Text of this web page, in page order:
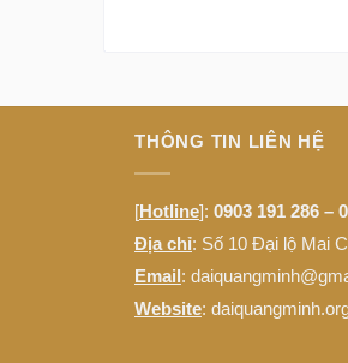
THÔNG TIN LIÊN HỆ
[Hotline]: 0903 191 286 –
Địa chỉ: Số 10 Đại lộ Mai
Email:
Website: